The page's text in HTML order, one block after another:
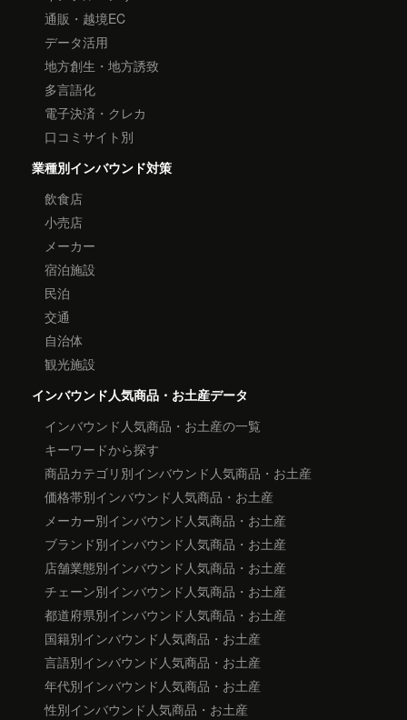
通販・越境EC
データ活用
地方創生・地方誘致
多言語化
電子決済・クレカ
口コミサイト別
業種別インバウンド対策
飲食店
小売店
メーカー
宿泊施設
民泊
交通
自治体
観光施設
インバウンド人気商品・お土産データ
インバウンド人気商品・お土産の一覧
キーワードから探す
商品カテゴリ別インバウンド人気商品・お土産
価格帯別インバウンド人気商品・お土産
メーカー別インバウンド人気商品・お土産
ブランド別インバウンド人気商品・お土産
店舗業態別インバウンド人気商品・お土産
チェーン別インバウンド人気商品・お土産
都道府県別インバウンド人気商品・お土産
国籍別インバウンド人気商品・お土産
言語別インバウンド人気商品・お土産
年代別インバウンド人気商品・お土産
性別インバウンド人気商品・お土産